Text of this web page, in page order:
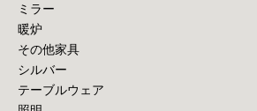
ミラー
暖炉
その他家具
シルバー
テーブルウェア